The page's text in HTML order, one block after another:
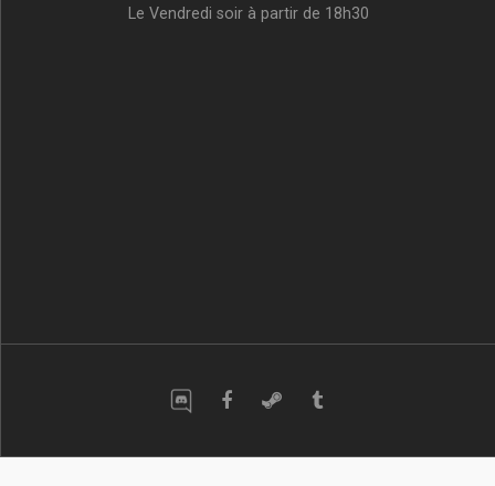
Le Vendredi soir à partir de 18h30